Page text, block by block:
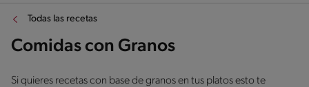
Todas las recetas
Comidas con Granos
Si quieres recetas con base de granos en tus platos esto te